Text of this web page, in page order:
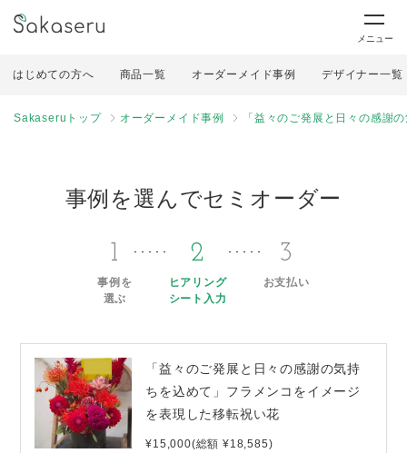
メニュー
はじめての方へ 商品一覧 オーダーメイド事例 デザイナー一覧
Sakaseruトップ オーダーメイド事例 「益々のご発展と日々の感謝
事例を選んでセミオーダー
1
事例を
選ぶ
2
ヒアリング
シート入力
3
お支払い
「益々のご発展と日々の感謝の気持
ちを込めて」フラメンコをイメージ
を表現した移転祝い花
¥15,000(総額 ¥18,585)